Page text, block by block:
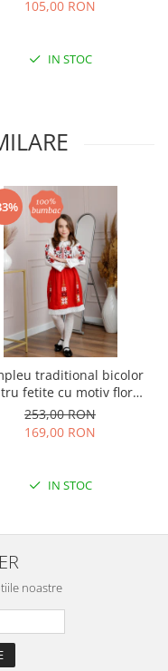
105,00 RON
IN STOC
traditional bicolor
fetite cu motiv floral
rosu Emilia
253,00 RON
169,00 RON
IN STOC
noastre